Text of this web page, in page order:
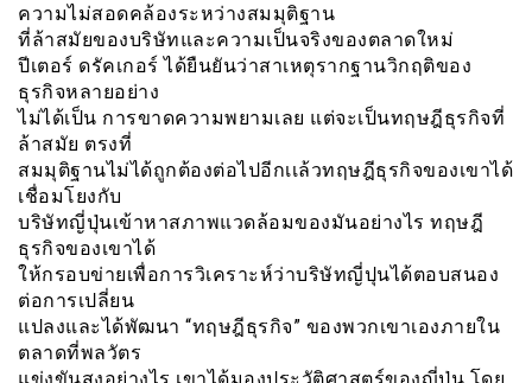
ความไม่สอดคล้องระหว่างสมมุติฐาน
ที่ล้าสมัยของบริษัทและความเป็นจริงของตลาดใหม่
ปีเตอร์ ดรัคเกอร์ ได้ยืนยันว่าสาเหตุรากฐานวิกฤติของ
ธุรกิจหลายอย่าง
ไม่ได้เป็น การขาดความพยามเลย แต่จะเป็นทฤษฎีธุรกิจที่
ล้าสมัย ตรงที่
สมมุติฐานไม่ได้ถูกต้องต่อไปอีกเเล้วทฤษฎีธุรกิจของเขาได้
เชื่อมโยงกับ
บริษัทญี่ปุ่นเข้าหาสภาพแวดล้อมของมันอย่างไร ทฤษฎี
ธุรกิจของเขาได้
ให้กรอบข่ายเพื่อการวิเคราะห์ว่าบริษัทญี่ปุนได้ตอบสนอง
ต่อการเปลี่ยน
แปลงและได้พัฒนา “ทฤษฎีธุรกิจ” ของพวกเขาเองภายใน
ตลาดที่พลวัตร
แข่งขันสูงอย่างไร เขาได้มองประวัติศาสตร์ของญี่ปุ่น โดย